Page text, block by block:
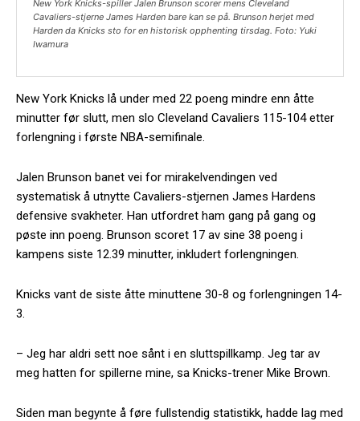
New York Knicks-spiller Jalen Brunson scorer mens Cleveland
Cavaliers-stjerne James Harden bare kan se på. Brunson herjet med
Harden da Knicks sto for en historisk opphenting tirsdag. Foto: Yuki
Iwamura
New York Knicks lå under med 22 poeng mindre enn åtte
minutter før slutt, men slo Cleveland Cavaliers 115-104 etter
forlengning i første NBA-semifinale.
Jalen Brunson banet vei for mirakelvendingen ved
systematisk å utnytte Cavaliers-stjernen James Hardens
defensive svakheter. Han utfordret ham gang på gang og
pøste inn poeng. Brunson scoret 17 av sine 38 poeng i
kampens siste 12.39 minutter, inkludert forlengningen.
Knicks vant de siste åtte minuttene 30-8 og forlengningen 14-
3.
– Jeg har aldri sett noe sånt i en sluttspillkamp. Jeg tar av
meg hatten for spillerne mine, sa Knicks-trener Mike Brown.
Siden man begynte å føre fullstendig statistikk, hadde lag med